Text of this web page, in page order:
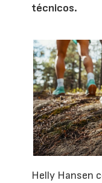
técnicos.
Helly Hansen